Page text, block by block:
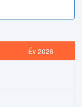
Év 2026